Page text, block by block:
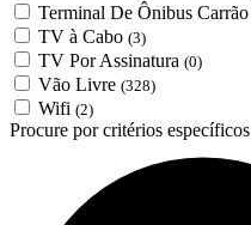
Terminal De Ônibus Carrão
TV à Cabo (3)
TV Por Assinatura (0)
Vão Livre (328)
Wifi (2)
Procure por critérios específicos